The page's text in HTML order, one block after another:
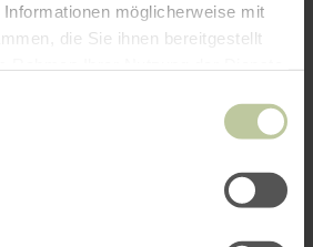
möglicherweise mit
die Sie ihnen bereitgestellt